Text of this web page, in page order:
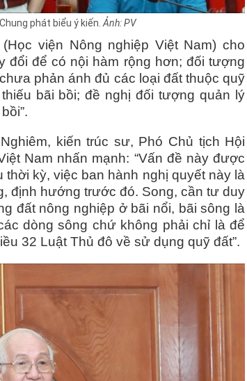
phát biểu ý kiến.Ảnh: PV
viện Nông nghiệp Việt Nam) cho
đổi để có nội hàm rộng hơn; đối tượng
phản ánh đủ các loại đất thuộc quỹ
bãi bồi; đề nghị đối tượng quản lý
kiến trúc sư, Phó Chủ tịch Hội
Nam nhấn mạnh: “Vấn đề này được
thời kỳ, việc ban hành nghị quyết này là
định hướng trước đó. Song, cần tư duy
đất nông nghiệp ở bãi nổi, bãi sông là
dòng sông chứ không phải chỉ là để
32 Luật Thủ đô về sử dụng quỹ đất”.